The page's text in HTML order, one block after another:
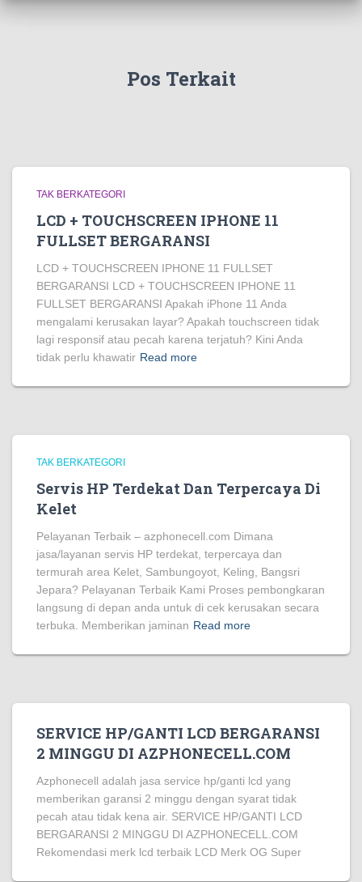
Pos Terkait
TAK BERKATEGORI
LCD + TOUCHSCREEN IPHONE 11
FULLSET BERGARANSI
LCD + TOUCHSCREEN IPHONE 11 FULLSET
BERGARANSI LCD + TOUCHSCREEN IPHONE 11
FULLSET BERGARANSI Apakah iPhone 11 Anda
mengalami kerusakan layar? Apakah touchscreen tidak
lagi responsif atau pecah karena terjatuh? Kini Anda
tidak perlu khawatir Read more
TAK BERKATEGORI
Servis HP Terdekat Dan Terpercaya Di
Kelet
Pelayanan Terbaik – azphonecell.com Dimana
jasa/layanan servis HP terdekat, terpercaya dan
termurah area Kelet, Sambungoyot, Keling, Bangsri
Jepara? Pelayanan Terbaik Kami Proses pembongkaran
langsung di depan anda untuk di cek kerusakan secara
terbuka. Memberikan jaminan Read more
SERVICE HP/GANTI LCD BERGARANSI
2 MINGGU DI AZPHONECELL.COM
Azphonecell adalah jasa service hp/ganti lcd yang
memberikan garansi 2 minggu dengan syarat tidak
pecah atau tidak kena air. SERVICE HP/GANTI LCD
BERGARANSI 2 MINGGU DI AZPHONECELL.COM
Rekomendasi merk lcd terbaik LCD Merk OG Super